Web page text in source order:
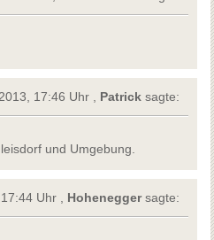
17:46 Uhr , Patrick sagte:
und Umgebung.
Uhr , Hoheneggersagte: